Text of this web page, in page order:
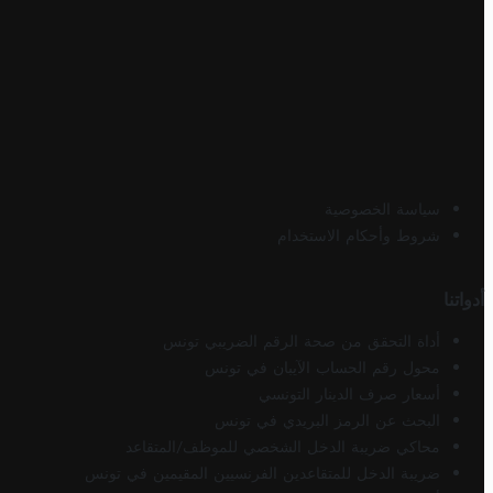
سياسة الخصوصية
شروط وأحكام الاستخدام
أدواتنا
أداة التحقق من صحة الرقم الضريبي تونس
محول رقم الحساب الآيبان في تونس
أسعار صرف الدينار التونسي
البحث عن الرمز البريدي في تونس
محاكي ضريبة الدخل الشخصي للموظف/المتقاعد
ضريبة الدخل للمتقاعدين الفرنسيين المقيمين في تونس